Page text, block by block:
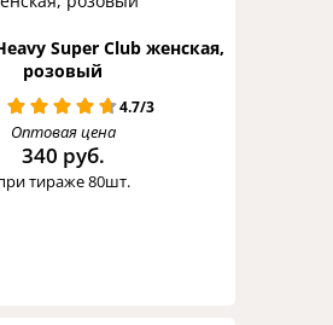
Super Club женская,
розовый
4.7/3
Оптовая цена
340 руб.
тираже 80шт.